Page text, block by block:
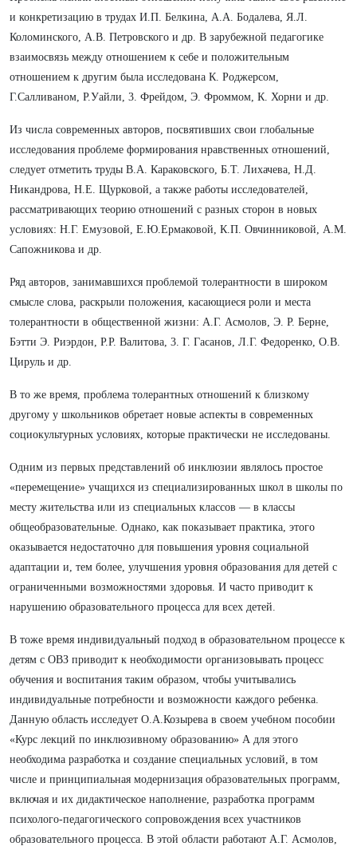
и конкретизацию в трудах И.П. Белкина, А.А. Бодалева, Я.Л.
Коломинского, А.В. Петровского и др. В зарубежной педагогике
взаимосвязь между отношением к себе и положительным
отношением к другим была исследована К. Роджерсом,
Г.Салливаном, Р.Уайли, 3. Фрейдом, Э. Фроммом, К. Хорни и др.
Из числа современных авторов, посвятивших свои глобальные
исследования проблеме формирования нравственных отношений,
следует отметить труды В.А. Караковского, Б.Т. Лихачева, Н.Д.
Никандрова, Н.Е. Щурковой, а также работы исследователей,
рассматривающих теорию отношений с разных сторон в новых
условиях: Н.Г. Емузовой, Е.Ю.Ермаковой, К.П. Овчинниковой, A.M.
Сапожникова и др.
Ряд авторов, занимавшихся проблемой толерантности в широком
смысле слова, раскрыли положения, касающиеся роли и места
толерантности в общественной жизни: А.Г. Асмолов, Э. Р. Берне,
Бэтти Э. Риэрдон, P.P. Валитова, 3. Г. Гасанов, Л.Г. Федоренко, О.В.
Цируль и др.
В то же время, проблема толерантных отношений к близкому
другому у школьников обретает новые аспекты в современных
социокультурных условиях, которые практически не исследованы.
Одним из первых представлений об инклюзии являлось простое
«перемещение» учащихся из специализированных школ в школы по
месту жительства или из специальных классов — в классы
общеобразовательные. Однако, как показывает практика, этого
оказывается недостаточно для повышения уровня социальной
адаптации и, тем более, улучшения уровня образования для детей с
ограниченными возможностями здоровья. И часто приводит к
нарушению образовательного процесса для всех детей.
В тоже время индивидуальный подход в образовательном процессе к
детям с ОВЗ приводит к необходимости организовывать процесс
обучения и воспитания таким образом, чтобы учитывались
индивидуальные потребности и возможности каждого ребенка.
Данную область исследует О.А.Козырева в своем учебном пособии
«Курс лекций по инклюзивному образованию» А для этого
необходима разработка и создание специальных условий, в том
числе и принципиальная модернизация образовательных программ,
включая и их дидактическое наполнение, разработка программ
психолого-педагогического сопровождения всех участников
образовательного процесса. В этой области работают А.Г. Асмолов,